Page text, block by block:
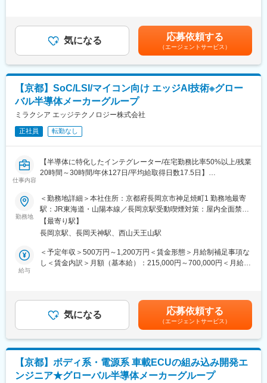
や新製品の評価などの部署をローテーションでご経験していただ
きます。（約1年間）
その後、回路設計の部署にて先輩社員からワンツーマンで学んで
いただきます。
１から開発言語を学ぶことができるため、圧倒的なスキルを身に
付け市場価値の高いエンジニアになることができます。
■組織構成
1名（男性、50代）
工場の無人化が進む中で当社製品の需要が増加しており、これを
■企業魅力
◎自動車大手メーカーやトイレタリー大手メーカーと共同の研究
◎国内の大手メーカーのみならず、25か国へ輸出実績（売り上げ
の15%～20％）を持つ世界から注目されている産業機器メーカー
です。
変更の範囲：会社の定める業務
行い、車載および産業機器向け製品への適用を進めていただきま
す。ハードウェア設計部門やアプリ開発チームと連携しながら、
仕様調整や技術課題の解決、成果物のレビューや進捗管理にも取
■想定ポジション：
６つのポジションを想定しています。
（1）BSP技術・SecureBSP技術 PL：プロジェクト推進リーダ
ー（2）BSP技術・SecureBSP技術システムアーキテクト（3）
BSP技術・SecureBSP技術 担当者
（4）SecureBSP技術 PL：プロジェクト推進リーダー（5）
SecureBSP技術 システムアーキテクト（6）SecureBSP技術
担当者
■魅力・やりがい：
専門家として活動出来ます。
半導体の回路設計からソフトウェア、量産・社会実装まで一気通
貫で関われる環境で、半導体制御ソフトウェア技術の本質と向き
合えます。処理速度や消費電力、安全性まで踏み込んで全体最適
求し、自動運転や産業用ロボ向けなどで最先端領域に挑戦できま
す。
間を創出し自分たちの技術領域の拡大や深化へ時間を使用するこ
とを重視します。
業務場所は基本的には自社拠点ですが、期間限定でお客様の拠点
へ駐在する場合もあります。
プライベートと仕事のメリハリをつけるために、フレックスタイ
ムや在宅勤務を上長が了解のもとで活用頂けます。
ます。■昇給：年1回■賞与：年2回賃金はあくまでも目安の金額で
あり、選考を通じて上下する可能性があります。月給(月額)は固定
手当を含めた表記です。
気になる 応募依頼する
（エージェントサービス）
【京都】SoC/LSI/マイコン向け エッジAI技術※グロー
バル半導体メーカーグループ
ミラクシア エッジテクノロジー株式会社
正社員 転勤なし
仕事内容
【半導体に特化したインテグレーター/在宅勤務比率50%以上/残業
20時間～30時間/年休127日/平均給取得日数17.5日】
■業務概要：
半導体デバイス向けのエッジAI開発をお任せします。SoCやLSIに
対応したエッジAIの設計から実装、評価までをリードし、車載・
産業機器分野で活用される技術構築に取り組頂きます。
【業務詳細】
具体的には、半導体デバイス向けエッジAIモデルの小型化技術や
分析環境の開発を担当していただきます。AIモデル情報をInputと
がら、仕様調整や技術課題の解決、成果物のレビューや進捗管理
にも取り組んでいただきます。
・エッジAI技術 システムアーキテクト
・エッジAI技術 担当者
勤務地
＜勤務地詳細＞本社住所：京都府長岡京市神足焼町1 勤務地最寄
駅：JR東海道・山陽本線／長岡京駅受動喫煙対策：屋内全面禁煙
変更の範囲：会社の定める事業所
【最寄り駅】
長岡京駅、長岡天神駅、西山天王山駅
給与
＜予定年収＞500万円～1,200万円＜賃金形態＞月給制補足事項な
し＜賃金内訳＞月額（基本給）：215,000円～700,000円＜月給＞
ます。■昇給：年1回■賞与：年2回賃金はあくまでも目安の金額で
あり、選考を通じて上下する可能性があります。月給(月額)は固定
手当を含めた表記です。
気になる 応募依頼する
（エージェントサービス）
【京都】ボディ系・電源系 車載ECUの組み込み開発エ
ンジニア★グローバル半導体メーカーグループ